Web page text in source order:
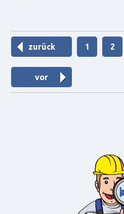
zurück 1 2
vor